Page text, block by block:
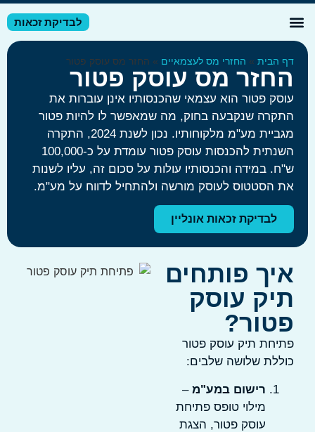
לבדיקת זכאות
הבית »החזרי מס לעצמאיים»החזר מס עוסק פטור
מס עוסק פטור
פטור הוא עצמאי שהכנסותיו אינן עוברות את
שנקבעה בחוק, מה שמאפשר לו להיות פטור
מגביית מע"מ מלקוחותיו. נכון לשנת 2024, התקרה
השנתית להכנסות עוסק פטור עומדת על כ-100,000
במידה והכנסותיו עולות על סכום זה, עליו לשנות
הסטטוס לעוסק מורשה ולהתחיל לדווח על מע"מ.
לבדיקת זכאות אונליין
פותחים
עוסק
תיק עוסק פטור
שלושה שלבים:
רישום במע"מ–
מילוי טופס פתיחת
עוסק פטור, הצגת